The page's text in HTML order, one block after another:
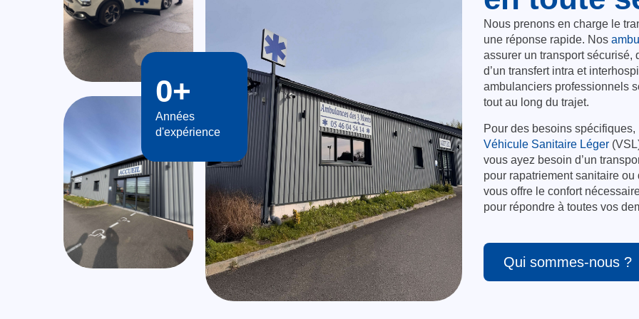
Nous prenons en charge le
une réponse rapide. Nos
assurer un transport sécurisé,
d’un transfert intra et
ambulanciers professionnels
tout au long du trajet.
Pour des besoins
Véhicule Sanitaire Léger
vous ayez besoin d’un
pour rapatriement sanitaire ou
vous offre le confort
pour répondre à toutes vos
Qui sommes-nous ?
Années
d'expérience
0+